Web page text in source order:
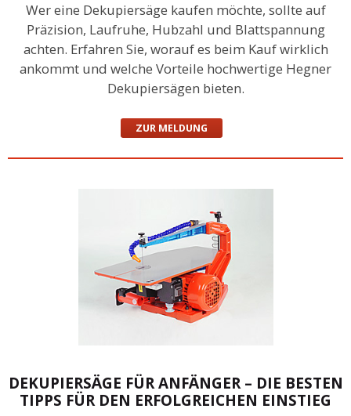
Wer eine Dekupiersäge kaufen möchte, sollte auf
Präzision, Laufruhe, Hubzahl und Blattspannung
achten. Erfahren Sie, worauf es beim Kauf wirklich
ankommt und welche Vorteile hochwertige Hegner
Dekupiersägen bieten.
ZUR MELDUNG
DEKUPIERSÄGE FÜR ANFÄNGER – DIE BESTEN
TIPPS FÜR DEN ERFOLGREICHEN EINSTIEG